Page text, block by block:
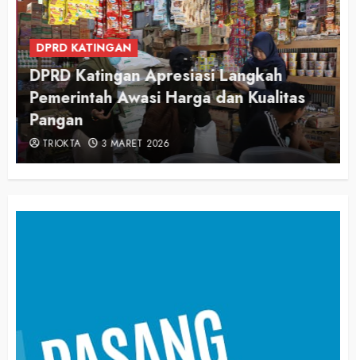
DPRD KATINGAN
DPRD Katingan Apresiasi Langkah
Pemerintah Awasi Harga dan Kualitas
Pangan
TRIOKTA 3 MARET 2026